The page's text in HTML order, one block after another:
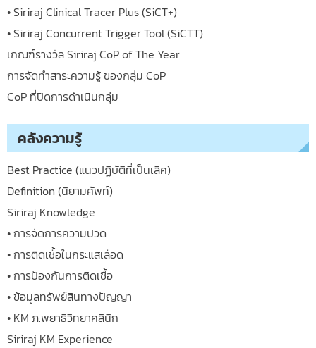
• Siriraj Clinical Tracer Plus (SiCT+)
• Siriraj Concurrent Trigger Tool (SiCTT)
เกณฑ์รางวัล Siriraj CoP of The Year
การจัดทำสาระความรู้ ของกลุ่ม CoP
CoP ที่ปิดการดำเนินกลุ่ม
คลังความรู้
Best Practice (แนวปฏิบัติที่เป็นเลิศ)
Definition (นิยามศัพท์)
Siriraj Knowledge
• การจัดการความปวด
• การติดเชื้อในกระแสเลือด
• การป้องกันการติดเชื้อ
• ข้อมูลทรัพย์สินทางปัญญา
• KM ภ.พยาธิวิทยาคลินิก
Siriraj KM Experience